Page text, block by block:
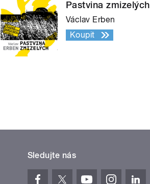
Pastvina zmizelých
Václav Erben
Koupit
Sledujte nás